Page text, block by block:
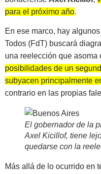
para el próximo año.
En ese marco, hay
Todos (FdT) buscará
una reelección que asoma
posibilidades de un
subyacen principalmente
contrario en las propias
El gobernador de la
Axel Kicillof, tiene
quedarse con la
Más allá de lo ocurrido en